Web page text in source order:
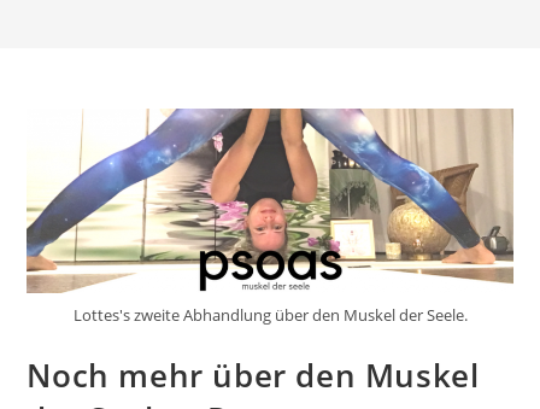
Lottes's zweite Abhandlung über den Muskel der Seele.
Noch mehr über den Muskel